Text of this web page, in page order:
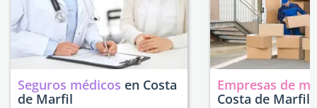
Seguros médicos en Costa
de Marfil
Empresas de
Costa de Marfil